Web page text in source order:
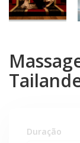
Duração